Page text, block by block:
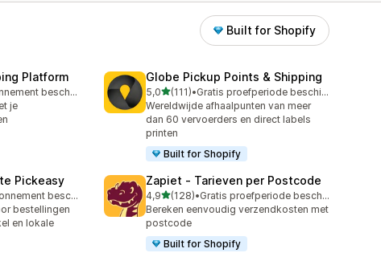
Built for Shopify
Platform
Gratis abonnement beschikbaar
je
Globe Pickup Points & Shipping
5,0van 5 sterren
(111)
111 recensies in totaal
•
Gratis proefperiode beschikbaar
Wereldwijde afhaalpunten van meer
dan 60 vervoerders en direct labels
printen
Built for Shopify
Pickeasy
Gratis abonnement beschikbaar
bestellingen
en lokale
Zapiet ‑ Tarieven per Postcode
4,9van 5 sterren
(128)
128 recensies in totaal
•
Gratis proefperiode beschikbaar
Bereken eenvoudig verzendkosten met
postcode
Built for Shopify